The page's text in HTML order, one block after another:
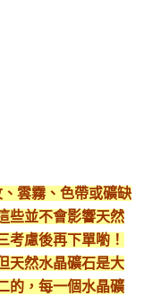
雲霧、色帶或礦缺
些並不會影響天然
考慮後再下單喲！
天然水晶礦石是大
的，每一個水晶礦